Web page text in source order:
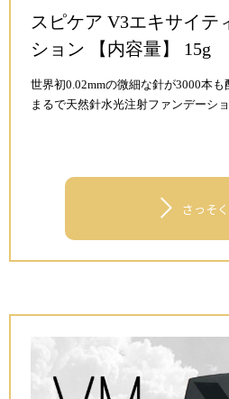
スピケア V3エキサイテ
ション 【内容量】 15g
世界初0.02mmの微細な針が3000本も
まるで天然針水光注射ファンデーシ
> さっそ